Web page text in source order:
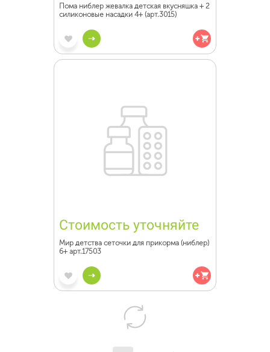
Пома ниблер жевалка детская вкусняшка + 2
силиконовые насадки 4+ (арт.3015)
Стоимость уточняйте
Мир детства сеточки для прикорма (ниблер)
6+ арт.17503